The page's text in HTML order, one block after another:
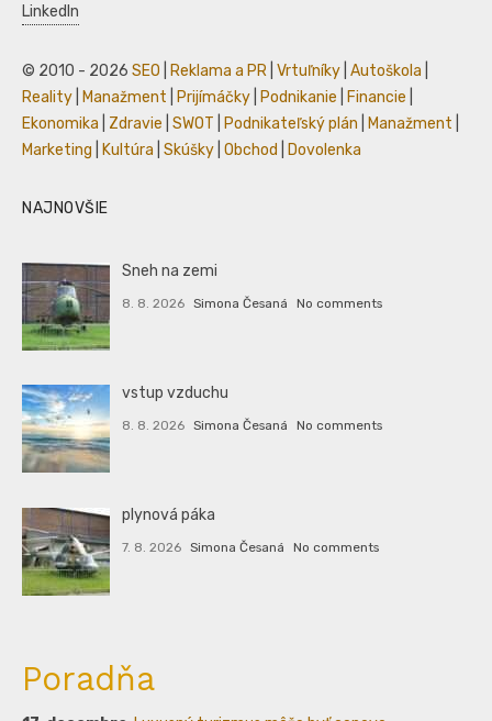
LinkedIn
© 2010 - 2026 SEO Reklama a PR Vrtuľníky Autoškola
Reality
Manažment Prijímáčky Podnikanie Financie
Ekonomika
Zdravie SWOT Podnikateľský plán Manažment
Marketing
Kultúra Skúšky Obchod Dovolenka
NAJNOVŠIE
Sneh na zemi
8. 8. 2026 Simona Česaná No comments
vstup vzduchu
8. 8. 2026 Simona Česaná No comments
plynová páka
7. 8. 2026 Simona Česaná No comments
Poradňa